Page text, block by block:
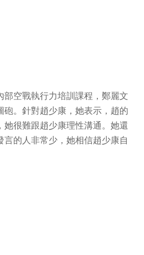
部空戰執行力培訓課程，鄭麗文
砲。針對趙少康，她表示，趙的
她很難跟趙少康理性溝通。她還
言的人非常少，她相信趙少康自